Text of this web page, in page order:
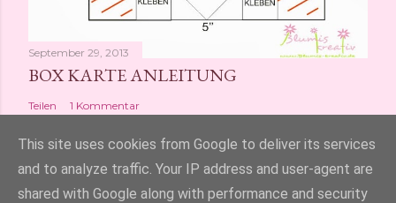
September 29, 2013
BOX KARTE ANLEITUNG
Teilen 1 Kommentar
This site uses cookies from Google to deliver its services
and to analyze traffic. Your IP address and user-agent are
shared with Google along with performance and security